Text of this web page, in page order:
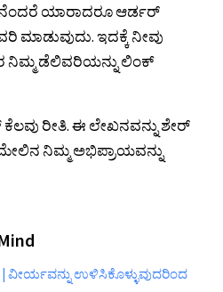
ಯಾರಾದರೂ ಆರ್ಡರ್
ಇದಕ್ಕೆ ನೀವು
ನಿಮ್ಮ ಡೆಲಿವರಿಯನ್ನು ಲಿಂಕ್
ರೀತಿ. ಈ ಲೇಖನವನ್ನು ಶೇರ್
ನಿಮ್ಮ ಅಭಿಪ್ರಾಯವನ್ನು
| ವೀರ್ಯವನ್ನು ಉಳಿಸಿಕೊಳ್ಳುವುದರಿಂದ